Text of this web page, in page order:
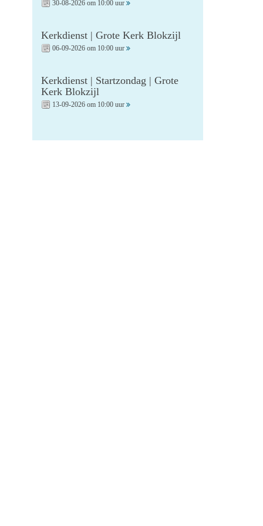
30-08-2026 om 10:00 uur
Kerkdienst | Grote Kerk Blokzijl
06-09-2026 om 10:00 uur
Kerkdienst | Startzondag | Grote
Kerk Blokzijl
13-09-2026 om 10:00 uur